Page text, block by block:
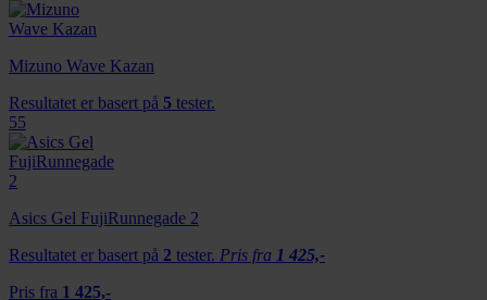
Mizuno Wave Kazan
Resultatet er basert på 5 tester.
55
Asics Gel FujiRunnegade 2
Resultatet er basert på 2 tester. Pris fra 1 425,-
Pris fra 1 425,-